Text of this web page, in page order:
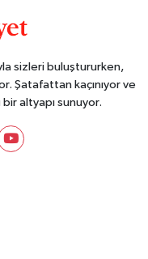
sizleri buluştururken,
Şatafattan kaçınıyor ve
altyapı sunuyor.